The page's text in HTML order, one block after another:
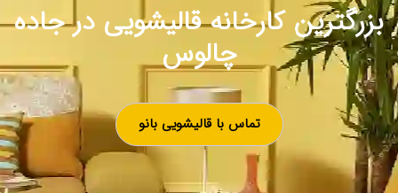
بزرگترین کارخانه قالیشویی در جاده
چالوس
تماس با قالیشویی بانو